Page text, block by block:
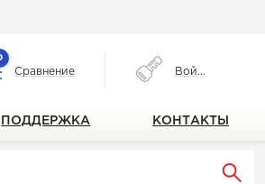
Сравнение Войти
ПОДДЕРЖКА КОНТАКТЫ